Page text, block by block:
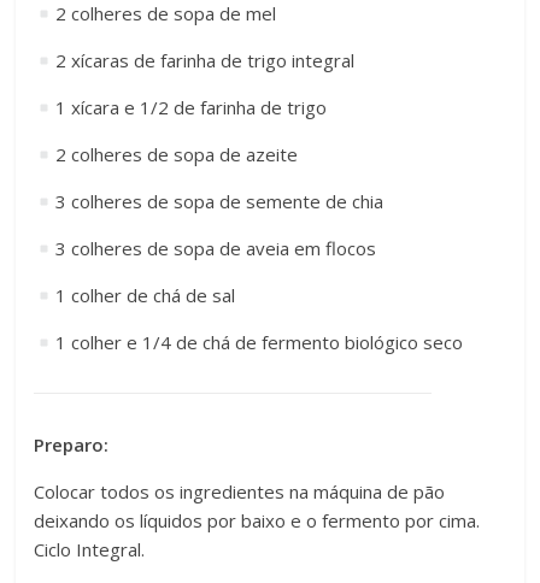
2 colheres de sopa de mel
2 xícaras de farinha de trigo integral
1 xícara e 1/2 de farinha de trigo
2 colheres de sopa de azeite
3 colheres de sopa de semente de chia
3 colheres de sopa de aveia em flocos
1 colher de chá de sal
1 colher e 1/4 de chá de fermento biológico seco
Preparo:
Colocar todos os ingredientes na máquina de pão
deixando os líquidos por baixo e o fermento por cima.
Ciclo Integral.